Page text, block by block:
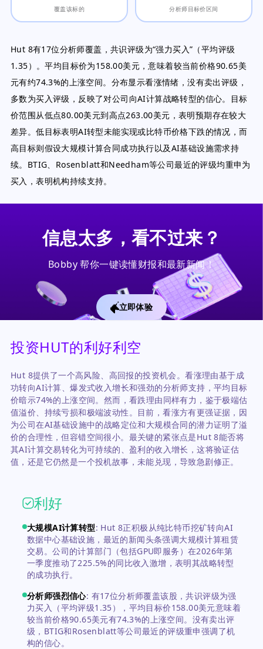
覆盖该标的 分析师目标价区间
Hut 8有17位分析师覆盖，共识评级为“强力买入”（平均评级
1.35）。平均目标价为158.00美元，意味着较当前价格90.65美
元有约74.3%的上涨空间。分布显示看涨情绪，没有卖出评级，
多数为买入评级，反映了对公司向AI计算战略转型的信心。目标
价范围从低点80.00美元到高点263.00美元，表明预期存在较大
差异。低目标表明AI转型未能实现或比特币价格下跌的情况，而
高目标则假设大规模计算合同成功执行以及AI基础设施需求持
续。BTIG、Rosenblatt和Needham等公司最近的评级均重申为
买入，表明机构持续支持。
信息太多，看不过来？
Bobby 帮你一键读懂财报和最新新闻！
立即体验
投资HUT的利好利空
Hut 8提供了一个高风险、高回报的投资机会。看涨理由基于成
功转向AI计算、爆发式收入增长和强劲的分析师支持，平均目标
价暗示74%的上涨空间。然而，看跌理由同样有力，鉴于极端估
值溢价、持续亏损和极端波动性。目前，看涨方有更强证据，因
为公司在AI基础设施中的战略定位和大规模合同的潜力证明了溢
价的合理性，但容错空间很小。最关键的紧张点是Hut 8能否将
其AI计算交易转化为可持续的、盈利的收入增长，这将验证估
值，还是它仍然是一个投机故事，未能兑现，导致急剧修正。
利好
大规模AI计算转型: Hut 8正积极从纯比特币挖矿转向AI
数据中心基础设施，最近的新闻头条强调大规模计算租赁
交易。公司的计算部门（包括GPU即服务）在2026年第
一季度推动了225.5%的同比收入激增，表明其战略转型
的成功执行。
分析师强烈信心: 有17位分析师覆盖该股，共识评级为强
力买入（平均评级1.35），平均目标价158.00美元意味着
较当前价格90.65美元有74.3%的上涨空间。没有卖出评
级，BTIG和Rosenblatt等公司最近的评级重申强调了机
构的信心。